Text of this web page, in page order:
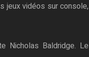
jeux vidéos sur console,
Nicholas Baldridge. Le